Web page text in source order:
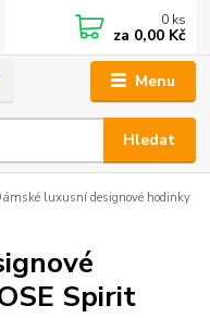
Menu
Hledat
0 ks
za 0,00 Kč
luxusní designové hodinky
Spirit